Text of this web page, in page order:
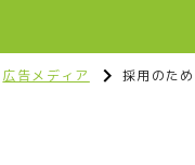
広告メディア 採用のた